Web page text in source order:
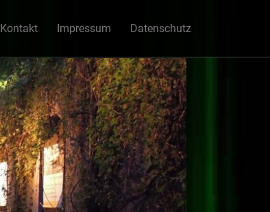
Kontakt Impressum Datenschutz